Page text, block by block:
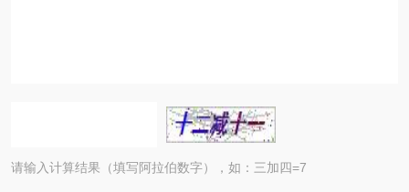
请输入计算结果（填写阿拉伯数字），如：三加四=7